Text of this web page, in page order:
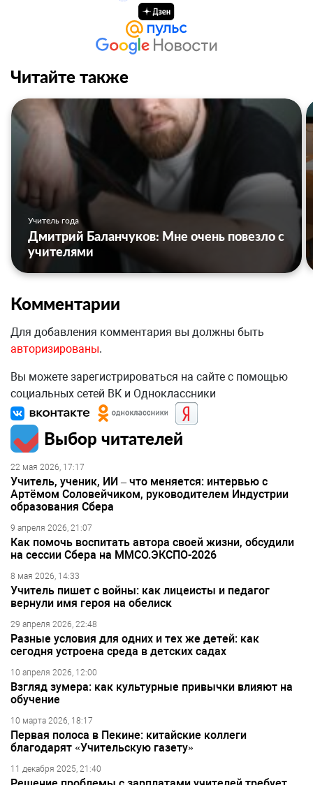
Читайте также
Учитель года
Дмитрий Баланчуков: Мне очень повезло с
учителями
Комментарии
Для добавления комментария вы должны быть
авторизированы.
Вы можете зарегистрироваться на сайте с помощью
социальных сетей ВК и Одноклассники
Выбор читателей
22 мая 2026, 17:17
Учитель, ученик, ИИ – что меняется: интервью с
Артёмом Соловейчиком, руководителем Индустрии
образования Сбера
9 апреля 2026, 21:07
Как помочь воспитать автора своей жизни, обсудили
на сессии Сбера на ММСО.ЭКСПО-2026
8 мая 2026, 14:33
Учитель пишет с войны: как лицеисты и педагог
вернули имя героя на обелиск
29 апреля 2026, 22:48
Разные условия для одних и тех же детей: как
сегодня устроена среда в детских садах
10 апреля 2026, 12:00
Взгляд зумера: как культурные привычки влияют на
обучение
10 марта 2026, 18:17
Первая полоса в Пекине: китайские коллеги
благодарят «Учительскую газету»
11 декабря 2025, 21:40